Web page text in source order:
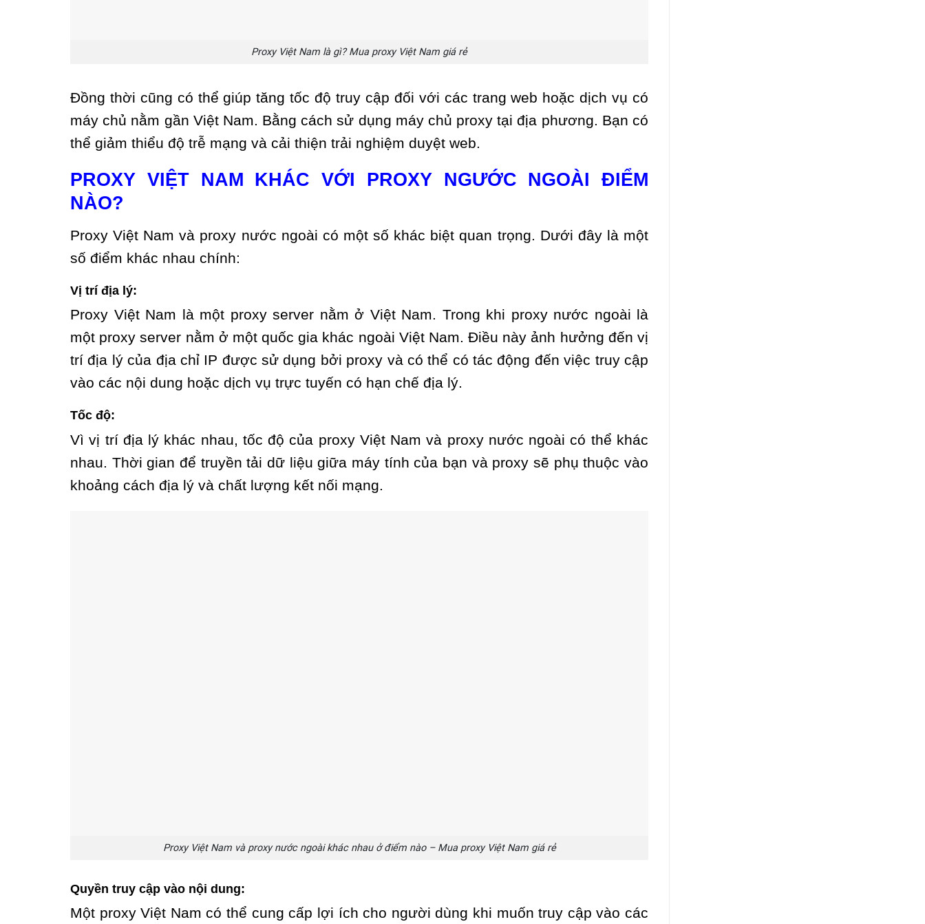
Proxy Việt Nam là gì? Mua proxy Việt Nam giá rẻ
Đồng thời cũng có thể giúp tăng tốc độ truy cập đối với các trang web hoặc dịch vụ có
máy chủ nằm gần Việt Nam. Bằng cách sử dụng máy chủ proxy tại địa phương. Bạn có
thể giảm thiểu độ trễ mạng và cải thiện trải nghiệm duyệt web.
PROXY VIỆT NAM KHÁC VỚI PROXY NGƯỚC NGOÀI ĐIỂM
NÀO?
Proxy Việt Nam và proxy nước ngoài có một số khác biệt quan trọng. Dưới đây là một
số điểm khác nhau chính:
Vị trí địa lý:
Proxy Việt Nam là một proxy server nằm ở Việt Nam. Trong khi proxy nước ngoài là
một proxy server nằm ở một quốc gia khác ngoài Việt Nam. Điều này ảnh hưởng đến vị
trí địa lý của địa chỉ IP được sử dụng bởi proxy và có thể có tác động đến việc truy cập
vào các nội dung hoặc dịch vụ trực tuyến có hạn chế địa lý.
Tốc độ:
Vì vị trí địa lý khác nhau, tốc độ của proxy Việt Nam và proxy nước ngoài có thể khác
nhau. Thời gian để truyền tải dữ liệu giữa máy tính của bạn và proxy sẽ phụ thuộc vào
khoảng cách địa lý và chất lượng kết nối mạng.
Proxy Việt Nam và proxy nước ngoài khác nhau ở điểm nào – Mua proxy Việt Nam giá rẻ
Quyền truy cập vào nội dung:
Một proxy Việt Nam có thể cung cấp lợi ích cho người dùng khi muốn truy cập vào các